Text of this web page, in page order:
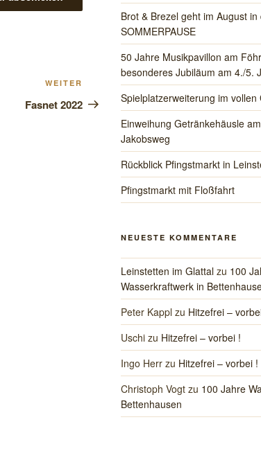
Nächster
Beitrag
WEITER
Fasnet 2022
Brot & Brezel geht im August in
SOMMERPAUSE
50 Jahre Musikpavillon am
besonderes Jubiläum am 4./5.
Spielplatzerweiterung im vollen
Einweihung Getränkehäusle
Jakobsweg
Rückblick Pfingstmarkt in
Pfingstmarkt mit Floßfahrt
NEUESTE KOMMENTARE
Leinstetten im Glattalzu 100
Wasserkraftwerk in
Peter Kapplzu Hitzefrei –
Uschizu Hitzefrei – vorbei !
Ingo Herrzu Hitzefrei – vorbei !
Christoph Vogtzu 100 Jahre
Bettenhausen